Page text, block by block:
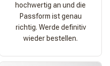
hochwertig an und die
Passform ist genau
richtig. Werde definitiv
wieder bestellen.